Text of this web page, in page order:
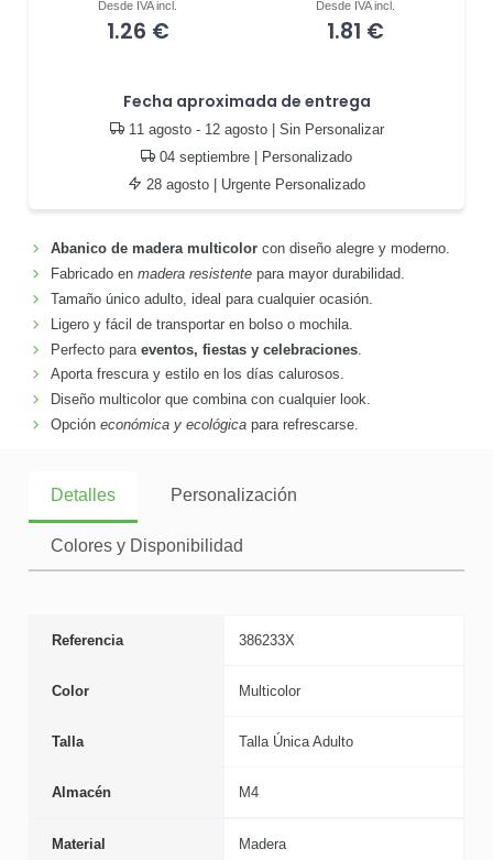
Desde IVA incl.
1.26 €
Desde IVA incl.
1.81 €
Fecha aproximada de entrega
11 agosto - 12 agosto| Sin Personalizar
04 septiembre | Personalizado
28 agosto | Urgente Personalizado
Abanico de madera multicolorcon diseño alegre y moderno.
Fabricado en madera resistentepara mayor durabilidad.
Tamaño único adulto, ideal para cualquier ocasión.
Ligero y fácil de transportar en bolso o mochila.
Perfecto para eventos, fiestas y celebraciones.
Aporta frescura y estilo en los días calurosos.
Diseño multicolor que combina con cualquier look.
Opción económica y ecológicapara refrescarse.
Detalles Personalización
Colores y Disponibilidad
Referencia 386233X
Color Multicolor
Talla Talla Única Adulto
Almacén M4
Material Madera